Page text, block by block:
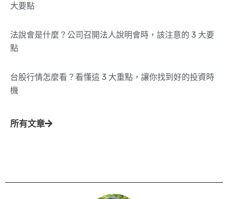
大要點
法說會是什麼？公司召開法人說明會時，該注意的 3 大要
點
台股行情怎麼看？看懂這 3 大重點，讓你找到好的投資時
機
所有文章